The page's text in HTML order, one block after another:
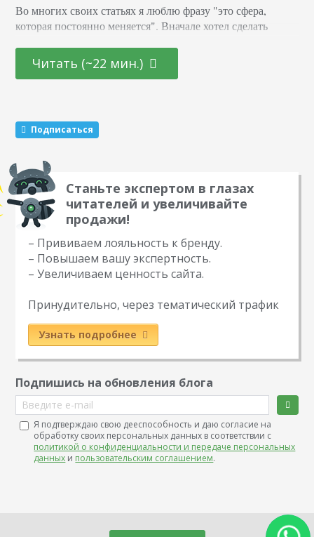
Во многих своих статьях я люблю фразу "это сфера,
которая постоянно меняется". Вначале хотел сделать
ужесточениях, лишениях, утратах, приобритениях, и
проч. Но затем решил спросить у экспертов, что могут
заключался? . 2. Как…
Читать (~22 мин.)
Подписаться
Станьте экспертом в глазах
читателей и увеличивайте
продажи!
– Прививаем лояльность к бренду.
– Повышаем вашу экспертность.
– Увеличиваем ценность сайта.
Принудительно, через тематический трафик
Узнать подробнее
Подпишись на обновления блога
Введите e-mail
Я подтверждаю свою дееспособность и даю согласие на
обработку своих персональных данных в соответствии с
политикой о конфиденциальности и передаче персональных
данных и пользовательским соглашением.